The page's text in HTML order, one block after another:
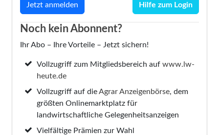
Hilfe zum Login
Noch kein Abonnent?
Ihr Abo – Ihre Vorteile – Jetzt sichern!
Vollzugriff zum Mitgliedsbereich aufwww.lw-
heute.de
Vollzugriff auf dieAgrar Anzeigenbörse, dem
größten Onlinemarktplatz für
landwirtschaftliche Gelegenheitsanzeigen
Vielfältige Prämien zur Wahl